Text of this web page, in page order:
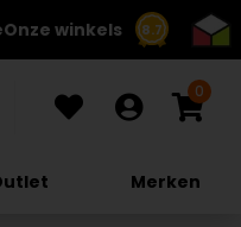
8.7
Onze winkels
0
Merken